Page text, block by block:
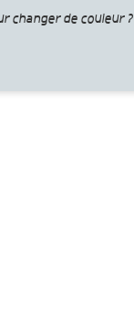
changer de couleur ?